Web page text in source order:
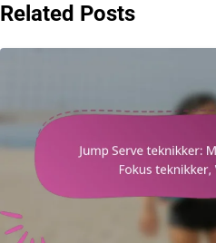
Related Posts